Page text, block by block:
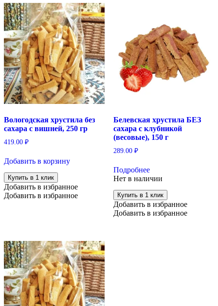
Вологодская хрустила без
сахара с вишней, 250 гр
419.00 ₽
Добавить в корзину
Купить в 1 клик
Добавить в избранное
Добавить в избранное
Белевская хрустила БЕЗ
сахара с клубникой
(весовые), 150 г
289.00 ₽
Подробнее
Нет в наличии
Купить в 1 клик
Добавить в избранное
Добавить в избранное